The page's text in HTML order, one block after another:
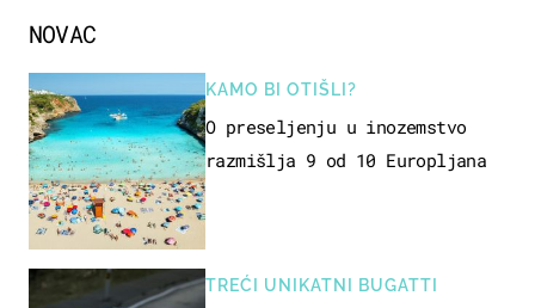
NOVAC
KAMO BI OTIŠLI?
O preseljenju u inozemstvo
razmišlja 9 od 10 Europljana
TREĆI UNIKATNI BUGATTI